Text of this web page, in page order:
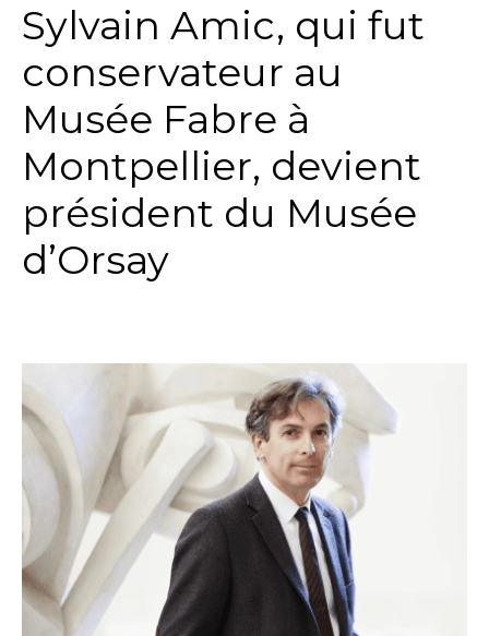
Sylvain Amic, qui fut
conservateur au
Musée Fabre à
Montpellier, devient
président du Musée
d’Orsay